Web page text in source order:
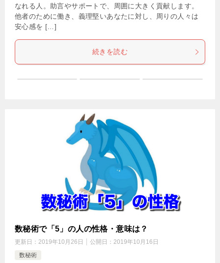
なれる人。助言やサポートで、周囲に大きく貢献します。
他者のために働き、義理堅いあなたに対し、周りの人々は
安心感を […]
続きを読む
数秘術で「5」の人の性格・意味は？
更新日： 2019年10月26日 公開日： 2019年10月16日
数秘術